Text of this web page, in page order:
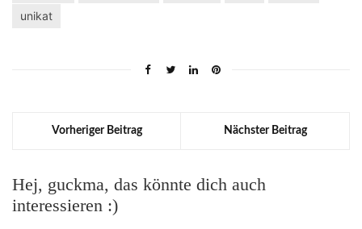
unikat
Vorheriger Beitrag Nächster Beitrag
Hej, guckma, das könnte dich auch
interessieren :)